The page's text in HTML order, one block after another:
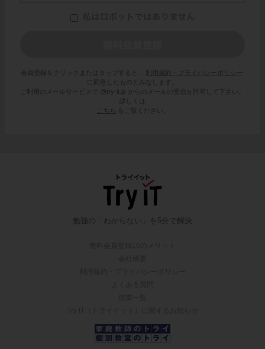
会員登録をクリックまたはタップすると、
利用規約・プライバシーポリシー
に同意したものとみなします。
ご利用のメールサービスで @try-it.jp からのメールの受信を許可して下さい。
詳しくは
こちら
をご覧ください。
勉強の「わからない」を5分で解決